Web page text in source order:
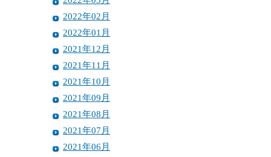
2022年02月
2022年01月
2021年12月
2021年11月
2021年10月
2021年09月
2021年08月
2021年07月
2021年06月